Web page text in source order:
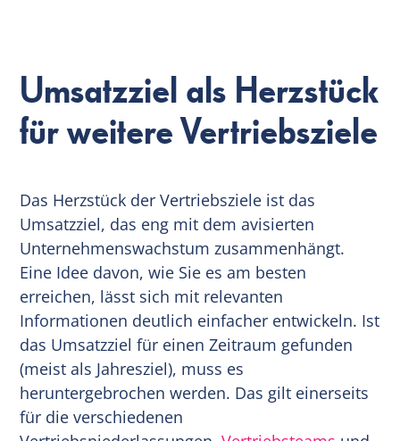
Umsatzziel als Herzstück
für weitere Vertriebsziele
Das Herzstück der Vertriebsziele ist das
Umsatzziel, das eng mit dem avisierten
Unternehmenswachstum zusammenhängt.
Eine Idee davon, wie Sie es am besten
erreichen, lässt sich mit relevanten
Informationen deutlich einfacher entwickeln. Ist
das Umsatzziel für einen Zeitraum gefunden
(meist als Jahresziel), muss es
heruntergebrochen werden. Das gilt einerseits
für die verschiedenen